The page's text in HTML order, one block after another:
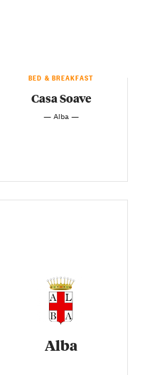
BED & BREAKFAST
Casa Soave
— Alba —
Alba